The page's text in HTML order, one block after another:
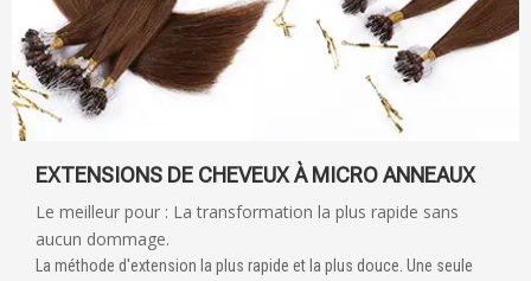
EXTENSIONS DE CHEVEUX À MICRO ANNEAUX
Le meilleur pour : La transformation la plus rapide sans
aucun dommage.
La méthode d'extension la plus rapide et la plus douce. Une seule